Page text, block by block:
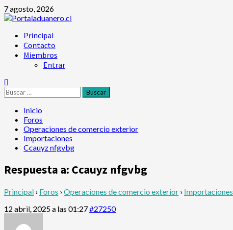
Saltar
al
7 agosto, 2026
Menú
principal
Principal
Contacto
Miembros
Entrar
Buscar:
Inicio
Foros
Operaciones de comercio exterior
Importaciones
Ccauyz nfgvbg
Respuesta a: Ccauyz nfgvbg
Principal › Foros › Operaciones de comercio exterior › Importaciones
12 abril, 2025 a las 01:27#27250